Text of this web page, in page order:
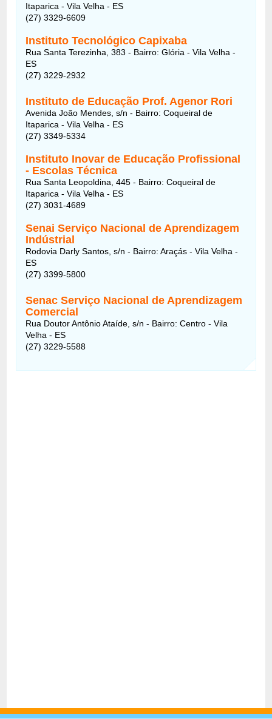
Itaparica - Vila Velha - ES
(27) 3329-6609
Instituto Tecnológico Capixaba
Rua Santa Terezinha, 383 - Bairro: Glória - Vila Velha -
ES
(27) 3229-2932
Instituto de Educação Prof. Agenor Rori
Avenida João Mendes, s/n - Bairro: Coqueiral de
Itaparica - Vila Velha - ES
(27) 3349-5334
Instituto Inovar de Educação Profissional
- Escolas Técnica
Rua Santa Leopoldina, 445 - Bairro: Coqueiral de
Itaparica - Vila Velha - ES
(27) 3031-4689
Senai Serviço Nacional de Aprendizagem
Indústrial
Rodovia Darly Santos, s/n - Bairro: Araçás - Vila Velha -
ES
(27) 3399-5800
Senac Serviço Nacional de Aprendizagem
Comercial
Rua Doutor Antônio Ataíde, s/n - Bairro: Centro - Vila
Velha - ES
(27) 3229-5588